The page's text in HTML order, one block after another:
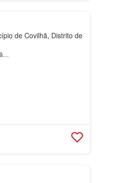
de Covilhã, Distrito de